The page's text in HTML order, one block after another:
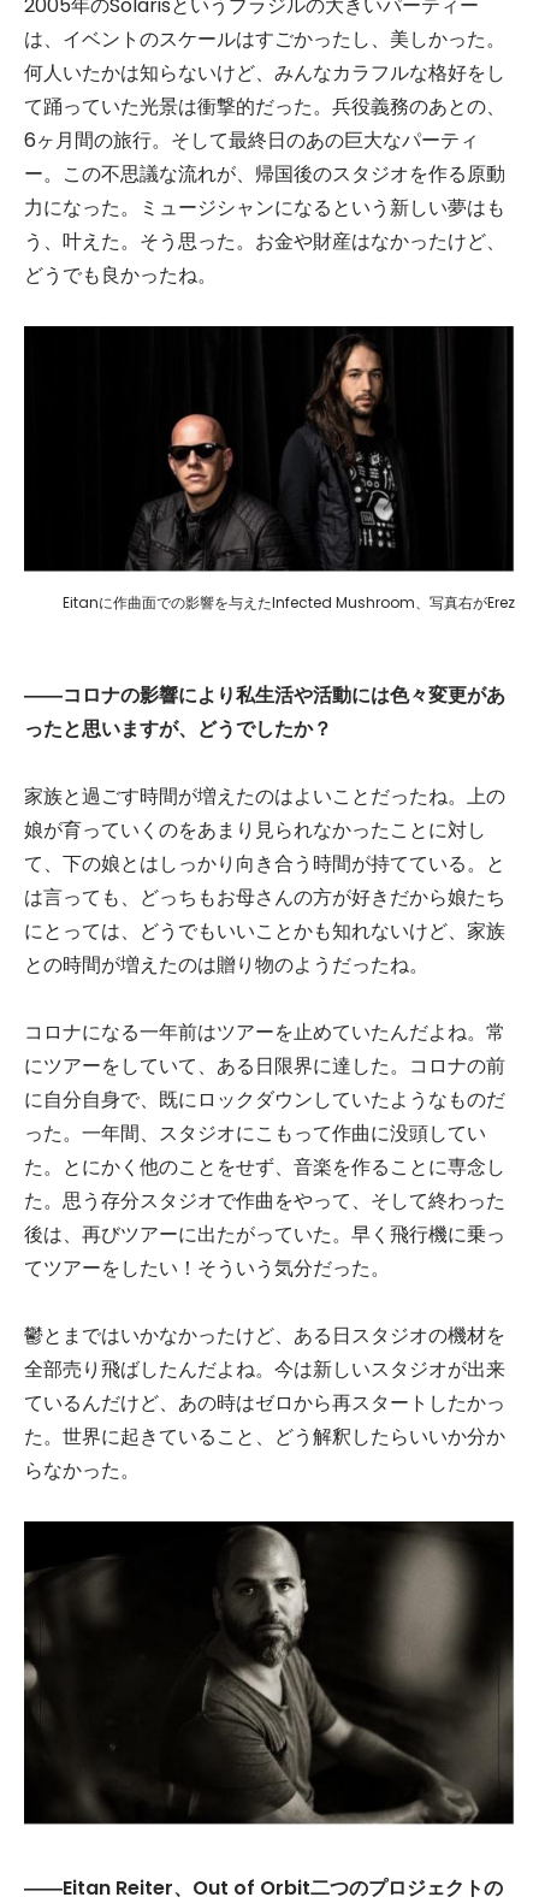
は、イベントのスケールはすごかったし、美しかった。
何人いたかは知らないけど、みんなカラフルな格好をし
て踊っていた光景は衝撃的だった。兵役義務のあとの、
6ヶ月間の旅行。そして最終日のあの巨大なパーティ
ー。この不思議な流れが、帰国後のスタジオを作る原動
力になった。ミュージシャンになるという新しい夢はも
う、叶えた。そう思った。お金や財産はなかったけど、
どうでも良かったね。
Eitanに作曲面での影響を与えたInfected Mushroom、写真右がErez
――コロナの影響により私生活や活動には色々変更があ
ったと思いますが、どうでしたか？
家族と過ごす時間が増えたのはよいことだったね。上の
娘が育っていくのをあまり見られなかったことに対し
て、下の娘とはしっかり向き合う時間が持てている。と
は言っても、どっちもお母さんの方が好きだから娘たち
にとっては、どうでもいいことかも知れないけど、家族
との時間が増えたのは贈り物のようだったね。
コロナになる一年前はツアーを止めていたんだよね。常
にツアーをしていて、ある日限界に達した。コロナの前
に自分自身で、既にロックダウンしていたようなものだ
った。一年間、スタジオにこもって作曲に没頭してい
た。とにかく他のことをせず、音楽を作ることに専念し
た。思う存分スタジオで作曲をやって、そして終わった
後は、再びツアーに出たがっていた。早く飛行機に乗っ
てツアーをしたい！そういう気分だった。
鬱とまではいかなかったけど、ある日スタジオの機材を
全部売り飛ばしたんだよね。今は新しいスタジオが出来
ているんだけど、あの時はゼロから再スタートしたかっ
た。世界に起きていること、どう解釈したらいいか分か
らなかった。
――Eitan Reiter、Out of Orbit二つのプロジェクトの